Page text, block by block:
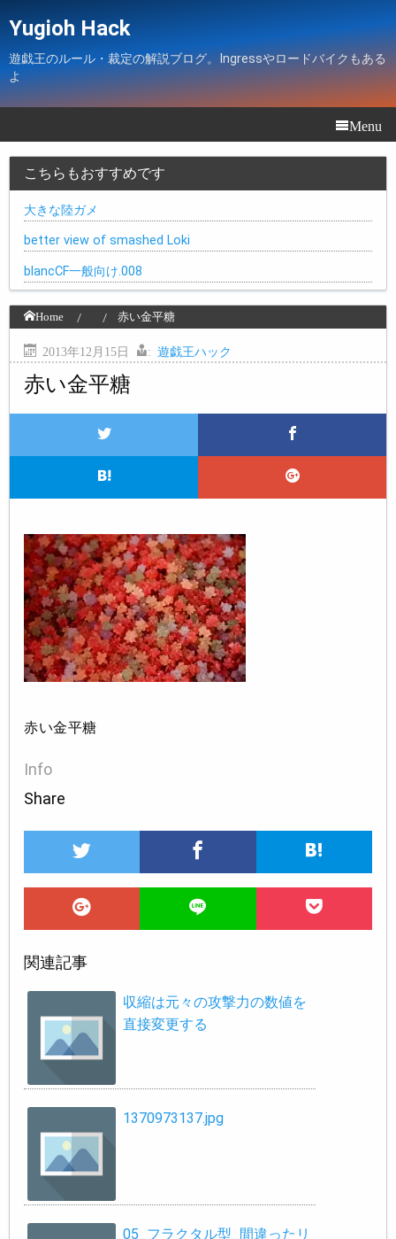
Yugioh Hack
遊戯王のルール・裁定の解説ブログ。Ingressやロードバイクもある
よ
Menu
こちらもおすすめです
大きな陸ガメ
better view of smashed Loki
blancCF一般向け.008
Home 赤い金平糖
2013年12月15日 : 遊戯王ハック
赤い金平糖
赤い金平糖
Info
Share
関連記事
収縮は元々の攻撃力の数値を
直接変更する
1370973137.jpg
05_フラクタル型_間違ったリ